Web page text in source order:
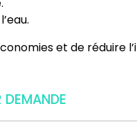
et de réduire
DEMANDE